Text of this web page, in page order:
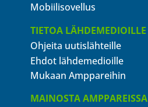
Mobiilisovellus
TIETOA LÄHDEMEDIOILLE
Ohjeita uutislähteille
Ehdot lähdemedioille
Mukaan Amppareihin
MAINOSTA AMPPAREISSA